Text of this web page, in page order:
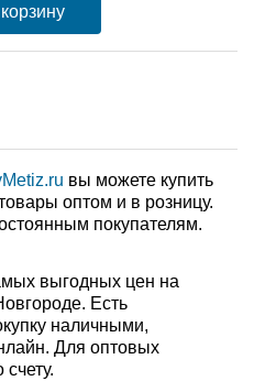
вы можете купить
оптом и в розницу.
покупателям.
выгодных цен на
Есть
наличными,
Для оптовых